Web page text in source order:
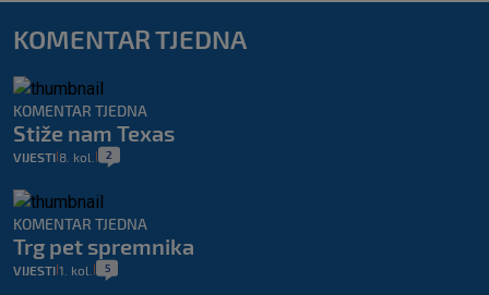
KOMENTAR TJEDNA
KOMENTAR TJEDNA
Stiže nam Texas
VIJESTI 8. kol. 2
KOMENTAR TJEDNA
Trg pet spremnika
VIJESTI 1. kol. 5